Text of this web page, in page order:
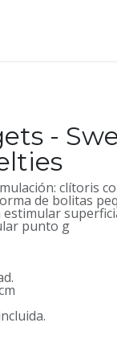
-
clítoris
de bolitas
punto g